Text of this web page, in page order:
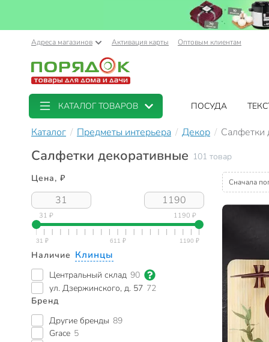
Адреса магазинов Активация карты Оптовым клиентам
КАТАЛОГ ТОВАРОВ ПОСУДА
Каталог Предметы интерьера Декор Салфетки
Салфетки декоративные 101 товар
Цена, ₽
31 ₽ 1190 ₽
Наличие Клинцы
Центральный склад 90
ул. Дзержинского, д. 57 72
Бренд
Другие бренды 89
Grace 5
Сначала